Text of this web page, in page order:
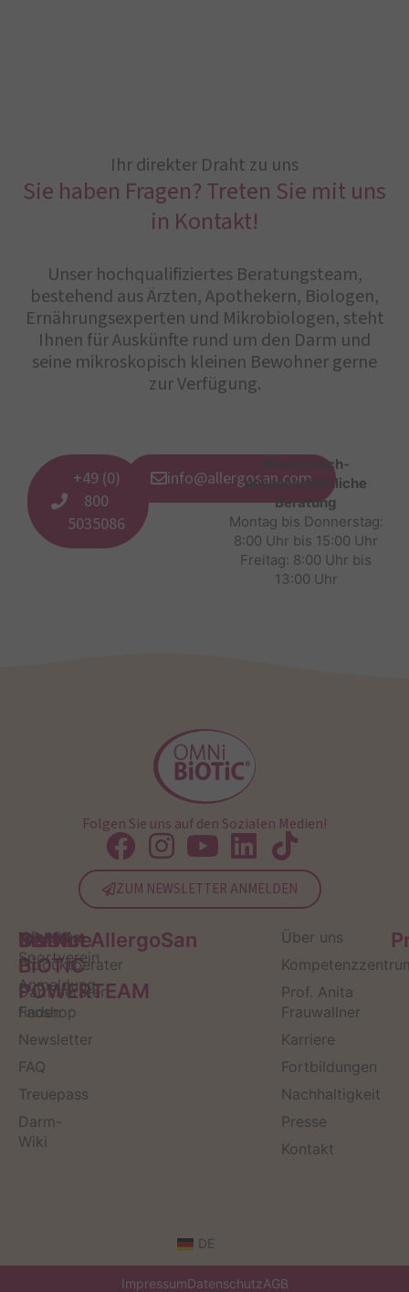
Ihr direkter Draht zu uns
Sie haben Fragen? Treten Sie mit uns
in Kontakt!
Unser hochqualifiziertes Beratungsteam,
bestehend aus Ärzten, Apothekern, Biologen,
Ernährungsexperten und Mikrobiologen, steht
Ihnen für Auskünfte rund um den Darm und
seine mikroskopisch kleinen Bewohner gerne
zur Verfügung.
+49 (0)
800
5035086
info@allergosan.com
Medizinisch-
wissenschaftliche
Beratung
Montag bis Donnerstag:
8:00 Uhr bis 15:00 Uhr
Freitag: 8:00 Uhr bis
13:00 Uhr
Folgen Sie uns auf den Sozialen Medien!
ZUM NEWSLETTER ANMELDEN
Service
Kontakt
Produktberater
Darmberater
finden
Newsletter
FAQ
Treuepass
Darm-
Wiki
OMNi-
BiOTiC
POWERTEAM
Infos zum
Sportverein
Anmeldung
Fanshop
Institut AllergoSan
Über uns
Prof. Anita
Frauwallner
Karriere
Fortbildungen
Nachhaltigkeit
Presse
Kontakt
DE
ImpressumDatenschutzAGB